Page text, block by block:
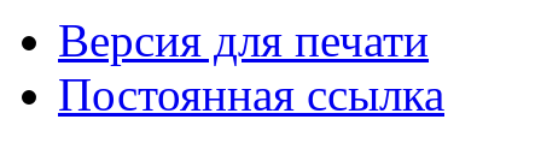
Версия для печати
Постоянная ссылка